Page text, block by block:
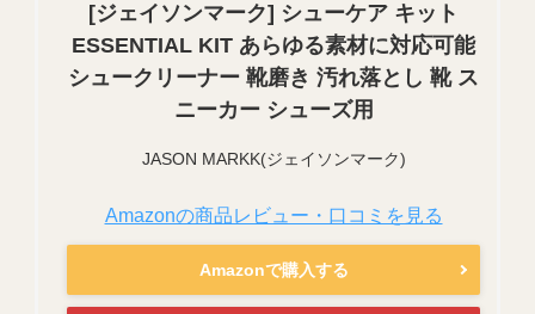
[ジェイソンマーク] シューケア キット
ESSENTIAL KIT あらゆる素材に対応可能
シュークリーナー 靴磨き 汚れ落とし 靴 ス
ニーカー シューズ用
JASON MARKK(ジェイソンマーク)
Amazonの商品レビュー・口コミを見る
Amazonで購入する